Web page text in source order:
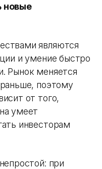
новые
являются
и умение быстро
Рынок меняется
поэтому
от того,
умеет
инвесторам
при